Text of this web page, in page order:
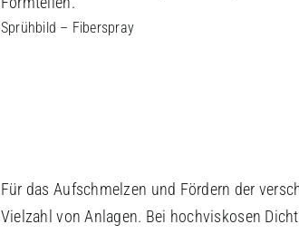
Sprühbild – Fiberspray
Für das Aufschmelzen und Fördern der
Vielzahl von Anlagen. Bei hochviskosen